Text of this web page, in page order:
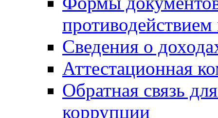
Сведения о
Аттестационная
Обратная связь
коррупции